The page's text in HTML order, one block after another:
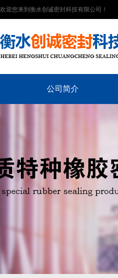
欢迎您来到衡水创诚密封科技有限公司！
公司简介